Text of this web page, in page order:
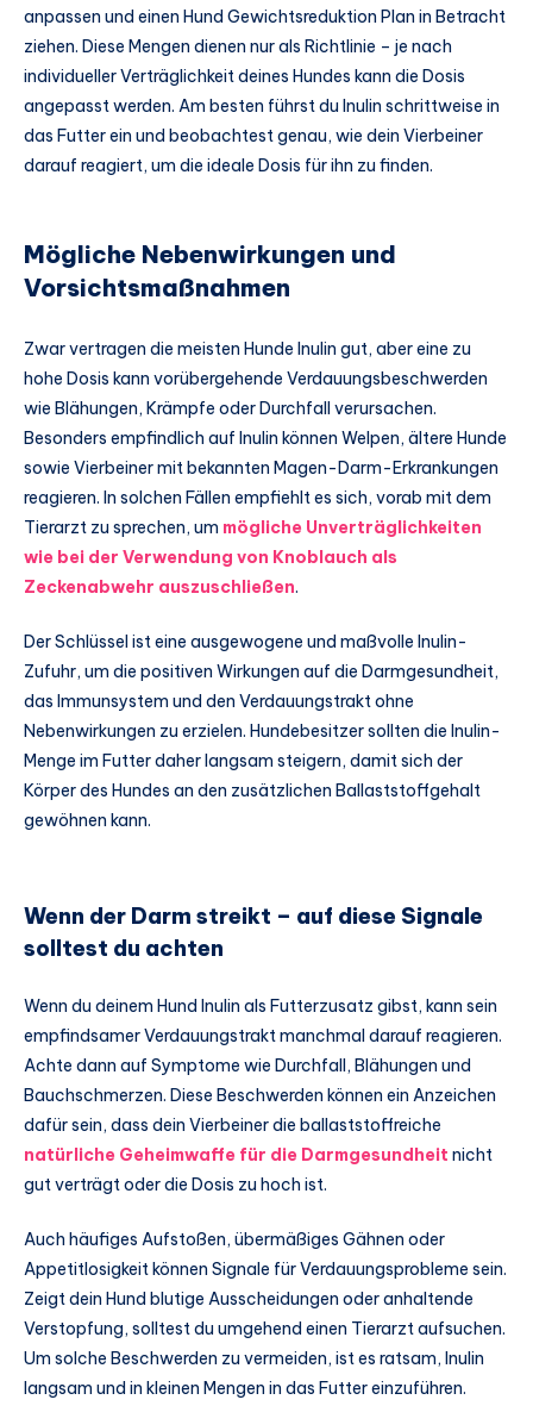
anpassen und einen Hund Gewichtsreduktion Plan in Betracht
ziehen. Diese Mengen dienen nur als Richtlinie – je nach
individueller Verträglichkeit deines Hundes kann die Dosis
angepasst werden. Am besten führst du Inulin schrittweise in
das Futter ein und beobachtest genau, wie dein Vierbeiner
darauf reagiert, um die ideale Dosis für ihn zu finden.
Mögliche Nebenwirkungen und
Vorsichtsmaßnahmen
Zwar vertragen die meisten Hunde Inulin gut, aber eine zu
hohe Dosis kann vorübergehende Verdauungsbeschwerden
wie Blähungen, Krämpfe oder Durchfall verursachen.
Besonders empfindlich auf Inulin können Welpen, ältere Hunde
sowie Vierbeiner mit bekannten Magen-Darm-Erkrankungen
reagieren. In solchen Fällen empfiehlt es sich, vorab mit dem
Tierarzt zu sprechen, um mögliche Unverträglichkeiten
wie bei der Verwendung von Knoblauch als
Zeckenabwehr auszuschließen.
Der Schlüssel ist eine ausgewogene und maßvolle Inulin-
Zufuhr, um die positiven Wirkungen auf die Darmgesundheit,
das Immunsystem und den Verdauungstrakt ohne
Nebenwirkungen zu erzielen. Hundebesitzer sollten die Inulin-
Menge im Futter daher langsam steigern, damit sich der
Körper des Hundes an den zusätzlichen Ballaststoffgehalt
gewöhnen kann.
Wenn der Darm streikt – auf diese Signale
solltest du achten
Wenn du deinem Hund Inulin als Futterzusatz gibst, kann sein
empfindsamer Verdauungstrakt manchmal darauf reagieren.
Achte dann auf Symptome wie Durchfall, Blähungen und
Bauchschmerzen. Diese Beschwerden können ein Anzeichen
dafür sein, dass dein Vierbeiner die ballaststoffreiche
natürliche Geheimwaffe für die Darmgesundheit nicht
gut verträgt oder die Dosis zu hoch ist.
Auch häufiges Aufstoßen, übermäßiges Gähnen oder
Appetitlosigkeit können Signale für Verdauungsprobleme sein.
Zeigt dein Hund blutige Ausscheidungen oder anhaltende
Verstopfung, solltest du umgehend einen Tierarzt aufsuchen.
Um solche Beschwerden zu vermeiden, ist es ratsam, Inulin
langsam und in kleinen Mengen in das Futter einzuführen.